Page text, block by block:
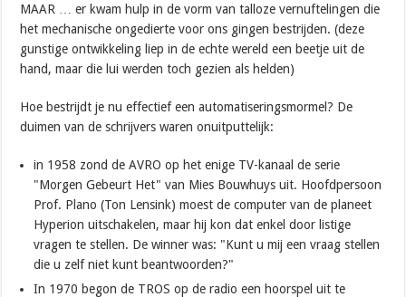
MAAR … er kwam hulp in de vorm van talloze vernuftelingen die
het mechanische ongedierte voor ons gingen bestrijden.(deze
gunstige ontwikkeling liep in de echte wereld een beetje uit de
hand, maar die lui werden toch gezien als helden)
Hoe bestrijdt je nu effectief een automatiseringsmormel? De
duimen van de schrijvers waren onuitputtelijk:
in 1958 zond de AVRO op het enige TV-kanaal de serie
"Morgen Gebeurt Het" van Mies Bouwhuys uit. Hoofdpersoon
Prof. Plano (Ton Lensink) moest de computer van de planeet
Hyperion uitschakelen, maar hij kon dat enkel door listige
vragen te stellen. De winner was: "Kunt u mij een vraag stellen
die u zelf niet kunt beantwoorden?"
In 1970 begon de TROS op de radio een hoorspel uit te